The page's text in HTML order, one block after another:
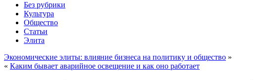
Без рубрики
Культура
Общество
Статьи
Элита
Экономические элиты: влияние бизнеса на политику и общество »
« Каким бывает аварийное освещение и как оно работает